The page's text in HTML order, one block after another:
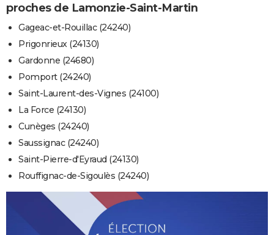
proches de Lamonzie-Saint-Martin
Gageac-et-Rouillac (24240)
Prigonrieux (24130)
Gardonne (24680)
Pomport (24240)
Saint-Laurent-des-Vignes (24100)
La Force (24130)
Cunèges (24240)
Saussignac (24240)
Saint-Pierre-d'Eyraud (24130)
Rouffignac-de-Sigoulès (24240)